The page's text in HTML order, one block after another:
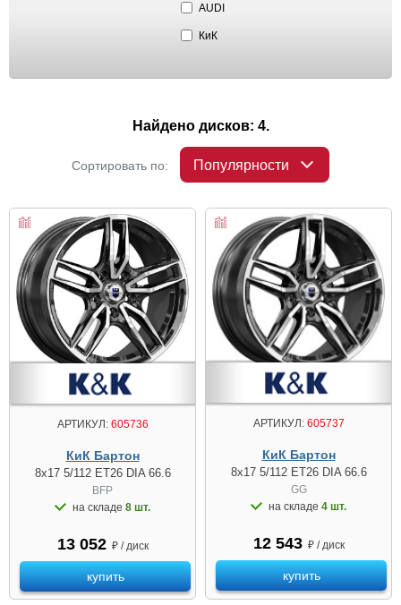
AUDI
КиК
Найдено дисков: 4.
Сортировать по: Популярности
АРТИКУЛ:605736
КиК Бартон
8x17 5/112 ET26 DIA 66.6
BFP
на складе 8 шт.
13 052 ₽ / диск
купить
АРТИКУЛ:605737
КиК Бартон
8x17 5/112 ET26 DIA 66.6
GG
на складе 4 шт.
12 543 ₽ / диск
купить